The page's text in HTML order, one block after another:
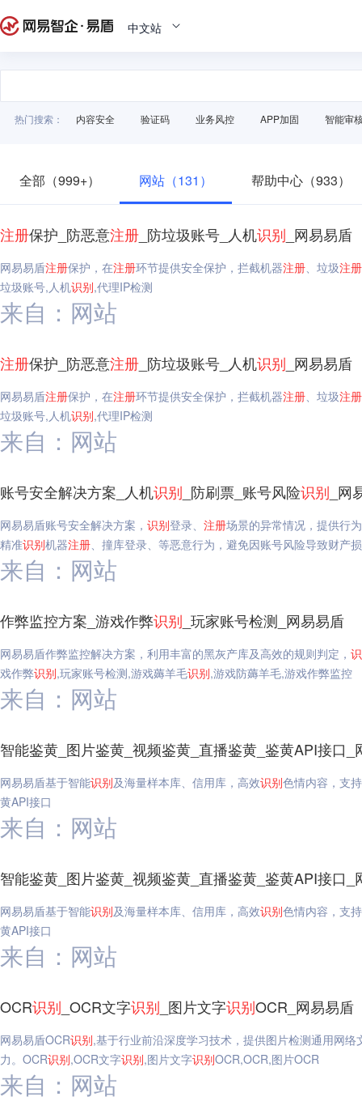
中文站
热门搜索： 内容安全 验证码 业务风控 APP加固 智能审
全部（999+） 网站（131） 帮助中心（933）
注册保护_防恶意注册 _防垃圾账号_人机识别 _网易易盾
网易易盾注册保护，在注册环节提供安全保护，拦截机器注册、垃圾注册
垃圾账号,人机识别,代理IP检测
来自：网站
注册保护_防恶意注册 _防垃圾账号_人机识别 _网易易盾
网易易盾注册保护，在注册环节提供安全保护，拦截机器注册、垃圾注册
垃圾账号,人机识别,代理IP检测
来自：网站
账号安全解决方案_人机识别 _防刷票_账号风险识别 _
网易易盾账号安全解决方案， 识别登录、 注册场景的异常情况，提供行
精准识别机器注册、撞库登录、等恶意行为，避免因账号风险导致财产
来自：网站
作弊监控方案_游戏作弊识别 _玩家账号检测_网易易盾
网易易盾作弊监控解决方案，利用丰富的黑灰产库及高效的规则判定，
戏作弊识别,玩家账号检测,游戏薅羊毛识别,游戏防薅羊毛,游戏作弊监控
来自：网站
智能鉴黄_图片鉴黄_视频鉴黄_直播鉴黄_鉴黄API接口_
网易易盾基于智能识别及海量样本库、信用库，高效识别色情内容，支
黄API接口
来自：网站
智能鉴黄_图片鉴黄_视频鉴黄_直播鉴黄_鉴黄API接口_
网易易盾基于智能识别及海量样本库、信用库，高效识别色情内容，支
黄API接口
来自：网站
OCR识别 _OCR文字识别 _图片文字识别OCR_网易易盾
网易易盾OCR识别,基于行业前沿深度学习技术，提供图片检测通用网络
力。OCR识别,OCR文字识别,图片文字识别OCR,OCR,图片OCR
来自：网站